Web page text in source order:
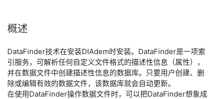
概述
DataFinder技术在安装DIAdem时安装。DataFinder是一项索
引服务，可解析任何自定义文件格式的描述性信息（属性），
并在数据文件中创建描述性信息的数据库。只要用户创建、删
除或编辑有效的数据文件，该数据库就会自动更新。
在使用DataFinder操作数据文件时，可以把DataFinder想象成